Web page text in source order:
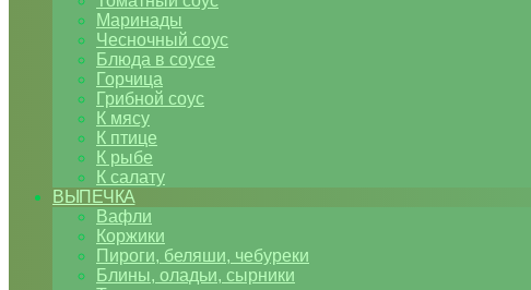
Маринады
Чесночный соус
Блюда в соусе
Горчица
Грибной соус
К мясу
К птице
К рыбе
К салату
ВЫПЕЧКА
Вафли
Коржики
Пироги, беляши, чебуреки
Блины, оладьи, сырники